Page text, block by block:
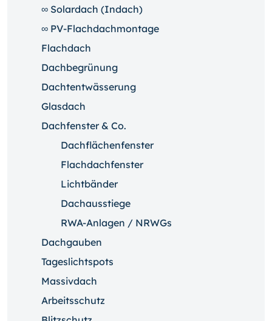
∞ Solardach (Indach)
∞ PV-Flachdachmontage
Flachdach
Dachbegrünung
Dachtentwässerung
Glasdach
Dachfenster & Co.
Dachflächenfenster
Flachdachfenster
Lichtbänder
Dachausstiege
RWA-Anlagen / NRWGs
Dachgauben
Tageslichtspots
Massivdach
Arbeitsschutz